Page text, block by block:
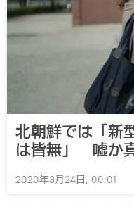
北朝鮮では「新
は皆無」 嘘か
2020年3月24日, 00:01